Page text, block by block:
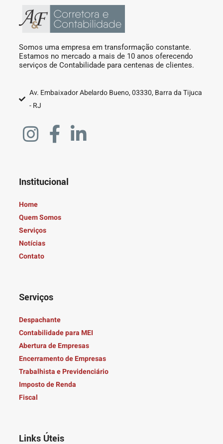
Somos uma empresa em transformação constante.
Estamos no mercado a mais de 10 anos oferecendo
serviços de Contabilidade para centenas de clientes.
Av. Embaixador Abelardo Bueno, 03330, Barra da Tijuca
- RJ
Institucional
Home
Quem Somos
Serviços
Notícias
Contato
Serviços
Despachante
Contabilidade para MEI
Abertura de Empresas
Encerramento de Empresas
Trabalhista e Previdenciário
Imposto de Renda
Fiscal
Links Úteis